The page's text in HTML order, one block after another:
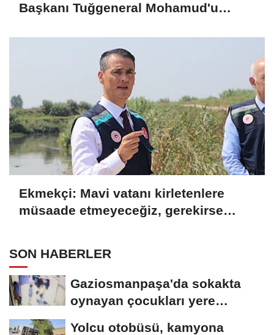
Başkanı Tuğgeneral Mohamud'u
Ekmekçi: Mavi vatanı kirletenlere
müsaade etmeyeceğiz, gerekirse
SON HABERLER
Gaziosmanpaşa'da sokakta
oynayan çocukları yere
Yolcu otobüsü, kamyona